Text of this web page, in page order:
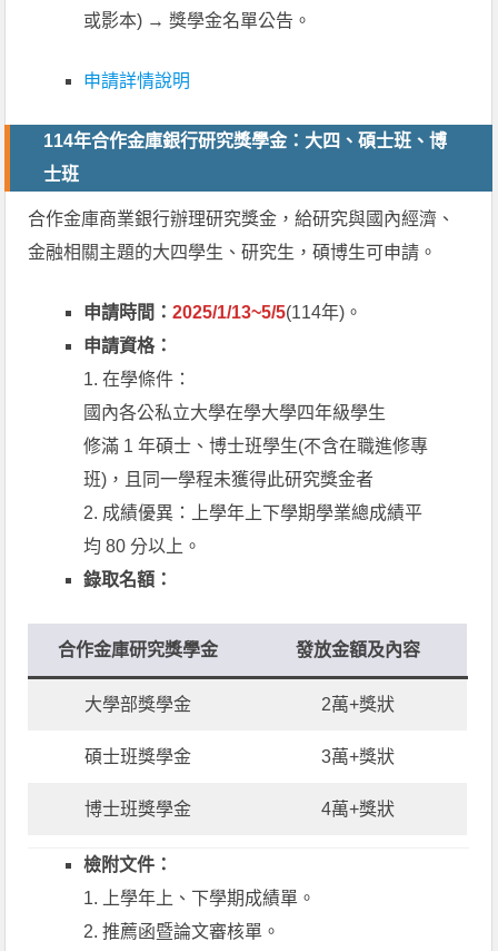
或影本) → 獎學金名單公告。
申請詳情說明
114年合作金庫銀行研究獎學金：大四、碩士班、博
士班
合作金庫商業銀行辦理研究獎金，給研究與國內經濟、
金融相關主題的大四學生、研究生，碩博生可申請。
申請時間：2025/1/13~5/5(114年)。
申請資格：
1. 在學條件：
國內各公私立大學在學大學四年級學生
修滿 1 年碩士、博士班學生(不含在職進修專
班)，且同一學程未獲得此研究獎金者
2. 成績優異：上學年上下學期學業總成績平
均 80 分以上。
錄取名額：
合作金庫研究獎學金 發放金額及內容
大學部獎學金 2萬+獎狀
碩士班獎學金 3萬+獎狀
博士班獎學金 4萬+獎狀
檢附文件：
1. 上學年上、下學期成績單。
2. 推薦函暨論文審核單。